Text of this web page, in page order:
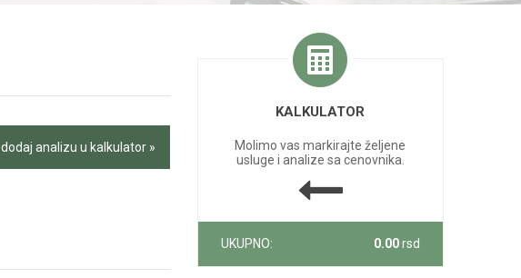
dodaj analizu u kalkulator »
KALKULATOR
Molimo vas markirajte željene
usluge i analize sa cenovnika.
UKUPNO: 0.00rsd